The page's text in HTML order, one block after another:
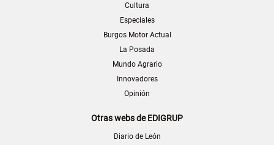
Cultura
Especiales
Burgos Motor Actual
La Posada
Mundo Agrario
Innovadores
Opinión
Otras webs de EDIGRUP
Diario de León